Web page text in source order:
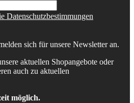
Datenschutzbestimmungen
sich für unsere Newsletter an.
aktuellen Shopangebote oder
auch zu aktuellen
möglich.